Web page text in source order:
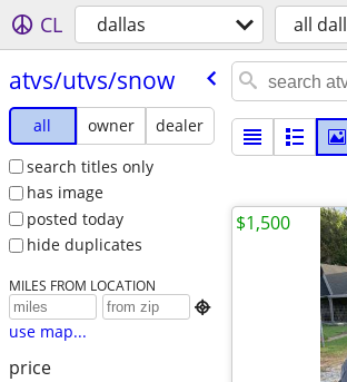
CL dallas all
atvs/​utvs/​snow
all owner
dealer
search titles only
has image
posted today
hide duplicates
MILES FROM LOCATION

use map...
price
$1,500